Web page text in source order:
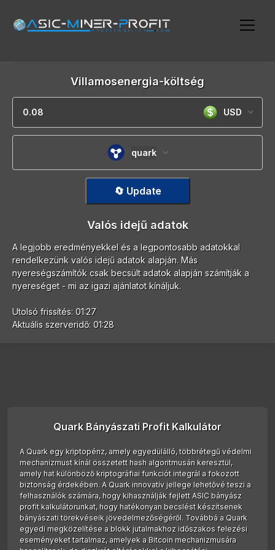
Villamosenergia-költség
USD
quark
🔄 Update
Valós idejű adatok
A legjobb eredményekkel és a legpontosabb adatokkal
rendelkezünk valós idejű adatok alapján. Más
nyereségszámítók csak becsült adatok alapján számítják a
nyereséget - mi az igazi ajánlatot kínáljuk.
Utolsó frissítés: 01:27
Aktuális szerveridő: 01:28
Quark Bányászati Profit Kalkulátor
A Quark egy kriptopénz, amely egyedülálló, többrétegű védelmi
mechanizmust kínál összetett hash algoritmusán keresztül,
amely hat különböző kriptográfiai funkciót integrál a fokozott
biztonság érdekében. A Quark innovatív jellege lehetővé teszi a
felhasználók számára, hogy kihasználják fejlett ASIC bányász
profit kalkulátorunkat, hogy hatékonyan becslést készítsenek
bányászati törekvéseik jövedelmezőségéről. Továbbá a Quark
egyedi megközelítése a blokk jutalmakhoz időszakos felezési
eseményeket tartalmaz, amelyek a Bitcoin mechanizmusára